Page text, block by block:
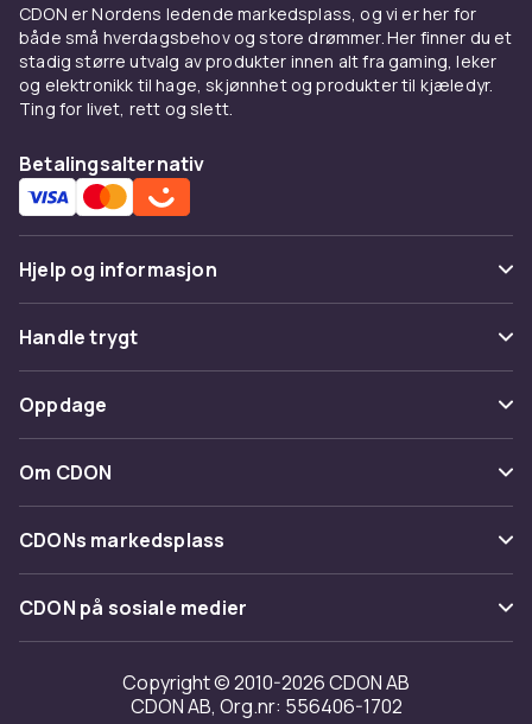
CDON er Nordens ledende markedsplass, og vi er her for
både små hverdagsbehov og store drømmer. Her finner du et
stadig større utvalg av produkter innen alt fra gaming, leker
og elektronikk til hage, skjønnhet og produkter til kjæledyr.
Ting for livet, rett og slett.
Betalingsalternativ
Hjelp og informasjon
Vanlige spørsmål
Spor pakke
Angre & returner her
Kontakt oss
Handle trygt
Betaling
Levering
Tilbakekallinger
Oppdage
Kategorier
Varemerker
Om CDON
Om oss
Kundeanmeldelser
Jobbe på CDON
Investor relations
CDONs markedsplass
Merchant Help Center
CDON på sosiale medier
Copyright © 2010-2026 CDON AB
CDON AB, Org.nr: 556406-1702